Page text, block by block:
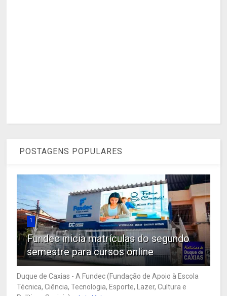
POSTAGENS POPULARES
1
Fundec inicia matrículas do segundo
semestre para cursos online
Duque de Caxias - A Fundec (Fundação de Apoio à Escola
Técnica, Ciência, Tecnologia, Esporte, Lazer, Cultura e